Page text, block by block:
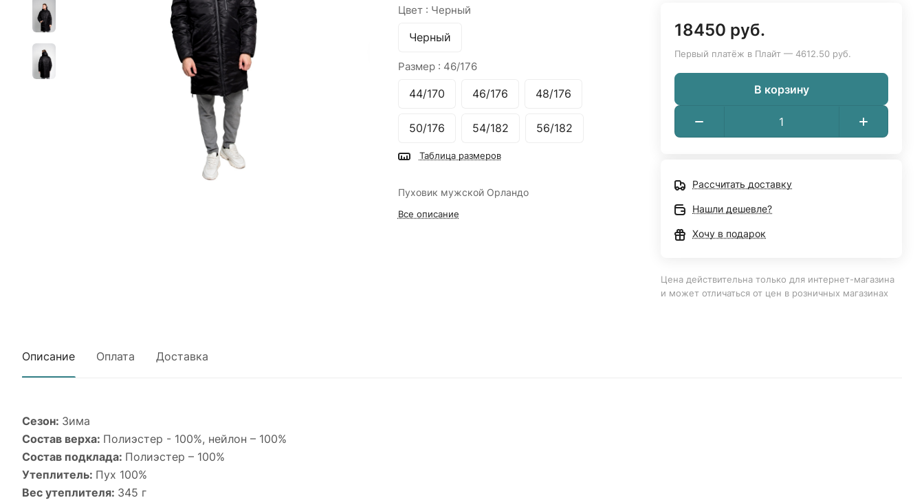
Цвет : Черный
Черный
Размер : 46/176
44/170 46/176 48/176
50/176 54/182 56/182
Таблица размеров
Пуховик мужской Орландо
Все описание
18450 руб.
Первый платёж в Плайт — 4612.50 руб.
В корзину
Рассчитать доставку
Нашли дешевле?
Хочу в подарок
Цена действительна только для интернет-магазина
и может отличаться от цен в розничных магазинах
Описание Оплата Доставка
Сезон: Зима
Состав верха: Полиэстер - 100%, нейлон – 100%
Состав подклада: Полиэстер – 100%
Утеплитель: Пух 100%
Вес утеплителя: 345 г